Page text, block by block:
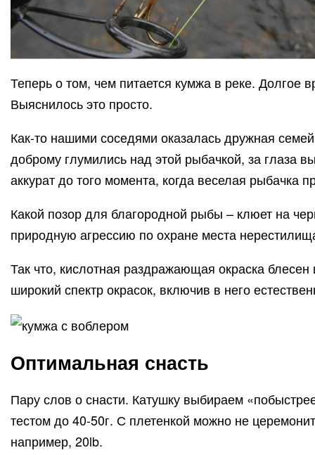
Теперь о том, чем питается кумжа в реке. Долгое
Выяснилось это просто.
Как-то нашими соседями оказалась дружная
доброму глумились над этой рыбачкой, за глаза
аккурат до того момента, когда веселая рыбачка
Какой позор для благородной рыбы – клюет на
природную агрессию по охране места
Так что, кислотная раздражающая окраска
широкий спектр окрасок, включив в него
Оптимальная снасть
Пару слов о снасти. Катушку выбираем
тестом до 40-50г. С плетенкой можно не
например, 20lb.